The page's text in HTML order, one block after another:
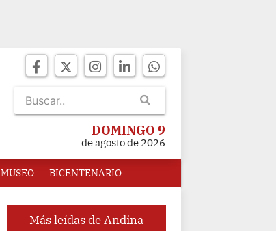
DOMINGO 9
de agosto de 2026
MUSEO BICENTENARIO
Más leídas de Andina